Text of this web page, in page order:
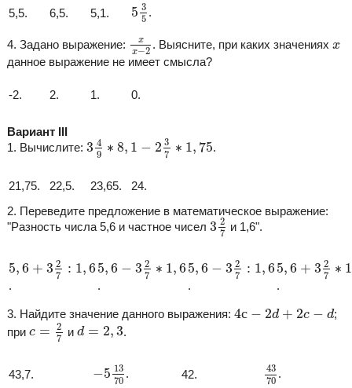
5,5. 6,5. 5,1. 5 3
5
.
4. Задано выражение:
x
x−2
x− . Выясните, при каких значенияхx
x
данное выражение не имеет смысла?
-2. 2. 1. 0.
Вариант III
1. Вычислите: 3 4
9
∗ 8, 1 − 2 3
7
∗ 1, 75
3 4 ∗8 ,1 237 1 75
.
21,75. 22,5. 23,65.
24.
2. Переведите предложение в математическое выражение:
"Разность числа 5,6 и частное чисел 3 2
7
3 27
и 1,6".
5,6 + 3 2
7
: 1,6
5 6 2 7: 6
.
5,6 − 3 2
7
∗ 1,6
5 6 2 7∗ 1,
.
5,6 − 3 2
7
: 1,6
5 6 2 7: 6
.
5,6 + 3 2
7
∗ 1
5 6 2 7∗ 1,
.
3. Найдите значение данного выражения: 4с − 2d + 2c − d
4 d + −
;
при c =
2
7
c=27
и d = 2,3
d=2 ,3 .
43,7. −5 13
70
513
. 42.
43
70
43
.